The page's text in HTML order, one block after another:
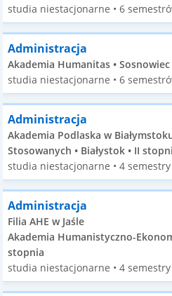
studia niestacjonarne • 6
Administracja
Akademia Humanitas •
studia niestacjonarne • 6
Administracja
Akademia Podlaska w
Stosowanych • Białystok • II
studia niestacjonarne • 4 semestry
Administracja
Filia AHE w Jaśle
Akademia Humanistyczno-
stopnia
studia niestacjonarne • 4 semestry